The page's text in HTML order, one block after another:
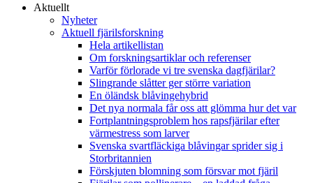
Aktuellt
Nyheter
Aktuell fjärilsforskning
Hela artikellistan
Om forskningsartiklar och referenser
Varför förlorade vi tre svenska dagfjärilar?
Slingrande slåtter ger större variation
En öländsk blåvingehybrid
Det nya normala får oss att glömma hur det var
Fortplantningsproblem hos rapsfjärilar efter
värmestress som larver
Svenska svartfläckiga blåvingar sprider sig i
Storbritannien
Förskjuten blomning som försvar mot fjäril